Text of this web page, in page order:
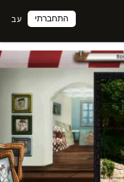
עב התחברתי